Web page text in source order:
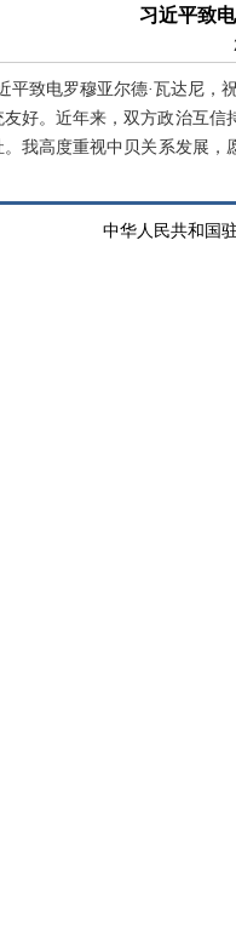
习近平致
平致电罗穆亚尔德·瓦达尼，
好。近年来，双方政治互
我高度重视中贝关系发展
中华人民共和国